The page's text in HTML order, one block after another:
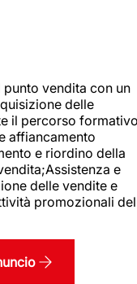
vendita con un
delle
il percorso
affiancamento
e riordino della
e
delle vendite e
promozionali del